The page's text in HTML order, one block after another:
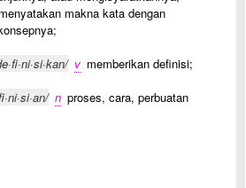
makna kata dengan
v memberikan definisi;
n proses, cara, perbuatan